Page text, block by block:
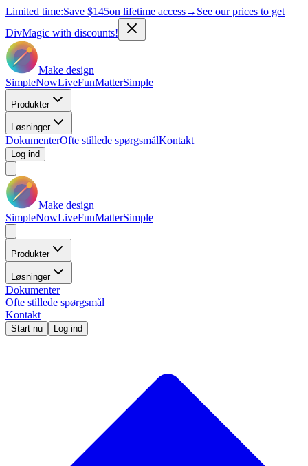
Limited time:Save $145on lifetime access→ See our prices to get
DivMagic with discounts!
Make design
SimpleNowLiveFunMatterSimple
Produkter
Løsninger
DokumenterOfte stillede spørgsmålKontakt
Log ind
Make design
SimpleNowLiveFunMatterSimple
Produkter
Løsninger
Dokumenter
Ofte stillede spørgsmål
Kontakt
Start nu Log ind